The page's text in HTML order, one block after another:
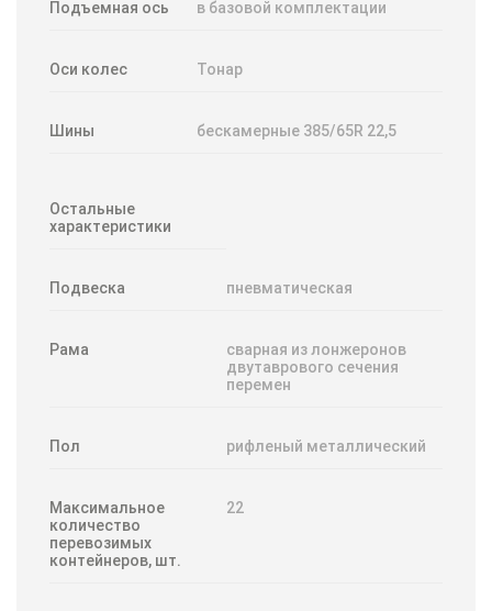
Подъемная ось в базовой комплектации
Оси колес Тонар
Шины бескамерные 385/65R 22,5
Остальные
характеристики
Подвеска пневматическая
Рама
сварная из лонжеронов
двутаврового сечения
перемен
Пол рифленый металлический
Максимальное
количество
перевозимых
контейнеров, шт.
22